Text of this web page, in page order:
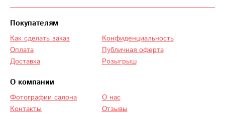
Покупателям
Как сделать заказ
Оплата
Доставка
Конфиденциальность
Публичная оферта
Розыгрыш
О компании
Фотографии салона
Контакты
О нас
Отзывы